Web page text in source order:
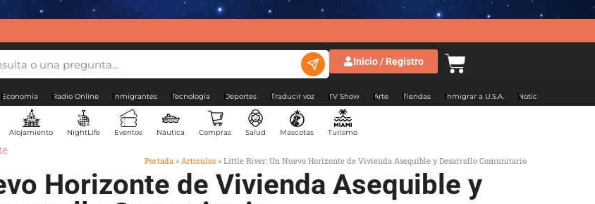
Inicio / Registro
Economia Radio Online Inmigrantes Tecnología Deportes Traducir voz TV Show Arte Tiendas Inmigrar a U.S.A. Noticias Argentina
Alojamiento NightLife Eventos Náutica Compras Salud Mascotas Turismo
Portada » Artículos » Little River: Un Nuevo Horizonte de Vivienda Asequible y Desarrollo Comunitario
Horizonte de Vivienda Asequible y